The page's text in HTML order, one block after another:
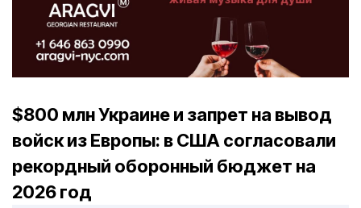
$800 млн Украине и запрет на вывод
войск из Европы: в США согласовали
рекордный оборонный бюджет на
2026 год